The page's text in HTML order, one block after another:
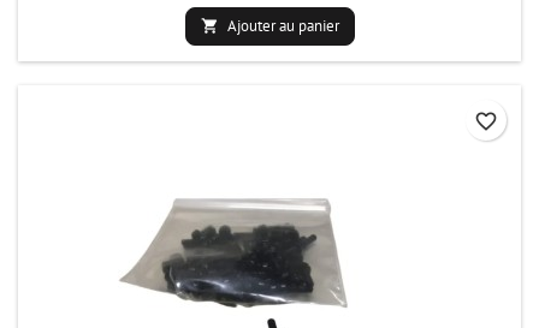
 Ajouter au panier
favorite_border